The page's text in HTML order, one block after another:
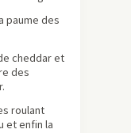
paume des
cheddar et
des
roulant
et enfin la